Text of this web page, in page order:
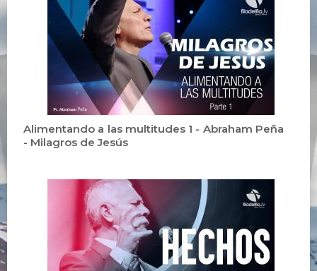
Alimentando a las multitudes 1 - Abraham Peña
- Milagros de Jesús